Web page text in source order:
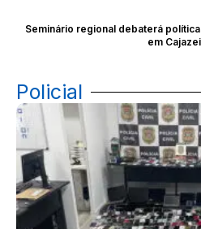
Seminário regional debaterá
em
Policial